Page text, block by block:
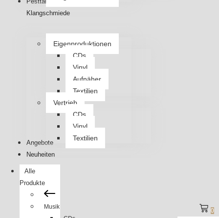
Klangschmiede
Eigenproduktionen
CDs
Vinyl
Aufnäher
Textilien
Vertrieb
CDs
Vinyl
Textilien
Angebote
Neuheiten
Alle
Produkte
Musik
0